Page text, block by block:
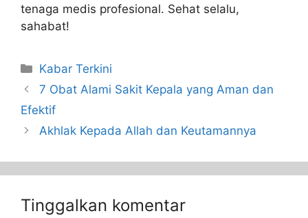
tenaga medis profesional. Sehat selalu,
sahabat!
Kabar Terkini
7 Obat Alami Sakit Kepala yang Aman dan
Efektif
Akhlak Kepada Allah dan Keutamannya
Tinggalkan komentar